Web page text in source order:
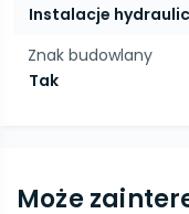
Instalacje
Znak budowlany
Tak
Może